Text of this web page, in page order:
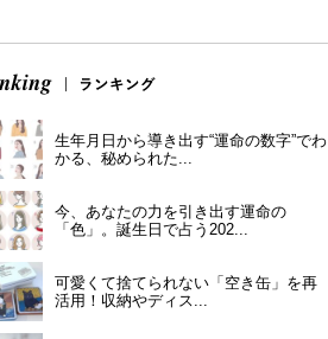
生年月日から導き出す“運命の数字”でわ
かる、秘められた...
今、あなたの力を引き出す運命の
「色」。誕生日で占う202...
可愛くて捨てられない「空き缶」を再
活用！収納やディス...